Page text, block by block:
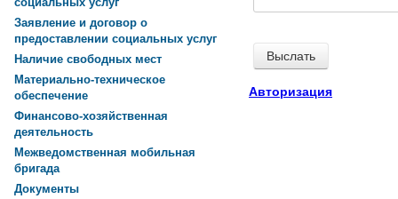
Авторизация
социальных услуг
Заявление и договор о
предоставлении социальных услуг
Наличие свободных мест
Материально-техническое
обеспечение
Финансово-хозяйственная
деятельность
Межведомственная мобильная
бригада
Документы